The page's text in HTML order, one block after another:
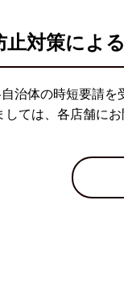
対策によ
治体の時短要請
ては、各店舗に